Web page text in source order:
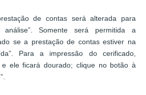
de contas será alterada para
análise”. Somente será permitida a
se a prestação de contas estiver na
Para a impressão do cerificado,
ele ficará dourado; clique no botão à